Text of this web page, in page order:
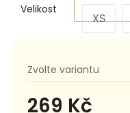
Zvolte variantu
269 Kč
Velikost
XS